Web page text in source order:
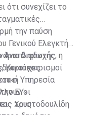
ότι συνεχίζει το
την παύση
Γενικού Ελεγκτή
Αναπληρωτής
Κυριάκος
Υπηρεσία
οι
τους
διαδοχής, η
χειρισμοί
ο
ΕΥ»
Χριστοδουλίδη